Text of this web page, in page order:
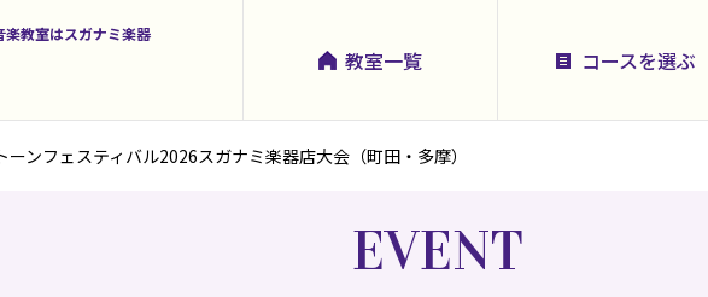
楽教室はスガナミ楽器
教室一覧 コースを選ぶ
ーンフェスティバル2026スガナミ楽器店大会（町田・多摩）
EVENT